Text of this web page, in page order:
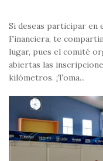
Si deseas participar en
Financiera, te
lugar, pues el comité
abiertas las
kilómetros. ¡Toma...